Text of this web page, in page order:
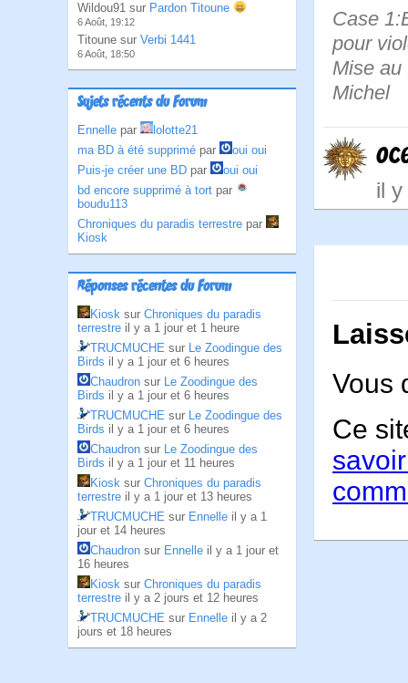
Wildou91 sur Pardon Titoune
6 Août, 19:12
Titoune sur Verbi 1441
6 Août, 18:50
Sujets récents du Forum
Ennelle par
lolotte21
ma BD à été supprimé par
oui oui
Puis-je créer une BD par
oui oui
bd encore supprimé à tort par
boudu113
Chroniques du paradis terrestre par
Kiosk
Réponses récentes du Forum
Kiosk sur Chroniques du paradis
terrestre il y a 1 jour et 1 heure
TRUCMUCHE sur Le Zoodingue des
Birds il y a 1 jour et 6 heures
Chaudron sur Le Zoodingue des
Birds il y a 1 jour et 6 heures
TRUCMUCHE sur Le Zoodingue des
Birds il y a 1 jour et 6 heures
Chaudron sur Le Zoodingue des
Birds il y a 1 jour et 11 heures
Kiosk sur Chroniques du paradis
terrestre il y a 1 jour et 13 heures
TRUCMUCHE sur Ennelle il y a 1
jour et 14 heures
Chaudron sur Ennelle il y a 1 jour et
16 heures
Kiosk sur Chroniques du paradis
terrestre il y a 2 jours et 12 heures
TRUCMUCHE sur Ennelle il y a 2
jours et 18 heures
Case
pour
Mise au
Michel
il y
Vous
Ce